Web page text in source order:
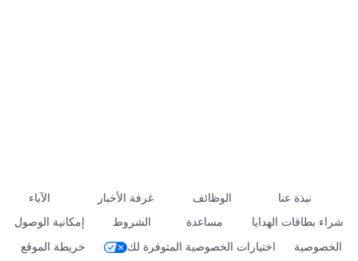
نبذة عنا الوظائف غرفة الأخبار
الآباء
شراء بطاقات الهدايا
مساعدة الشروط
إمكانية الوصول
الخصوصية
اختيارات الخصوصية المتوفرة لك خريطة الموقع